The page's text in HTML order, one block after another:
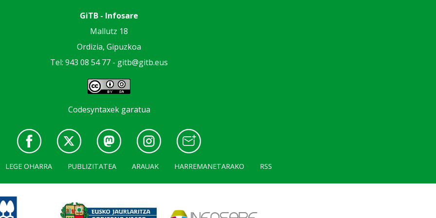
GiTB - Infosare
Mallutz 18
Ordizia, Gipuzkoa
Tel: 943 08 54 77 - gitb@gitb.eus
Codesyntaxek garatua
LEGE OHARRA PUBLIZITATEA ARAUAK HARREMANETARAKO RSS